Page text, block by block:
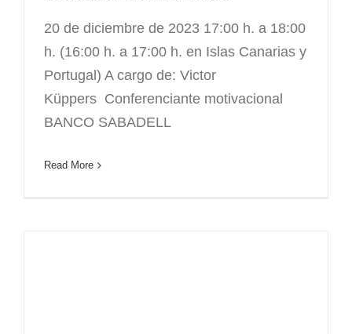
20 de diciembre de 2023 17:00 h. a 18:00
h. (16:00 h. a 17:00 h. en Islas Canarias y
Portugal) A cargo de: Victor
Küppers Conferenciante motivacional
BANCO SABADELL
Read More